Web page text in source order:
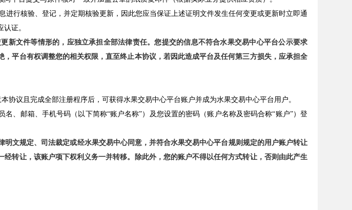
进行核验、登记，并定期核验更新，因此您应当保证上述证明文件发生任何变更或更新时立即通
证。
新文件等情形的，应独立承担全部法律责任。您提交的信息不符合水果交易中心平台公示要求
，平台有权调整您的相关权限，直至终止本协议，若因此造成平台及任何第三方损失，应承担全
协议且完成全部注册程序后，可获得水果交易中心平台账户并成为水果交易中心平台用户。
名、邮箱、手机号码（以下简称“账户名称”）及您设置的密码（账户名称及密码合称“账户”）登
明文规定、司法裁定或经水果交易中心同意，并符合水果交易中心平台规则规定的用户账户转让
转让，该账户项下权利义务一并转移。除此外，您的账户不得以任何方式转让，否则由此产生